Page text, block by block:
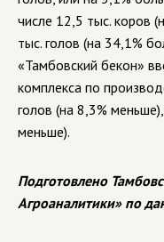
числе 12,5 тыс. коров
тыс. голов (на 34,1%
«Тамбовский бекон»
комплекса по
голов (на 8,3%
меньше).
Подготовлено
Агроаналитики» по